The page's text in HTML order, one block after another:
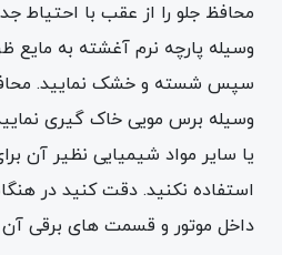
محافظ جلو را از عقب با احتیاط
وسیله پارچه نرم آغشته به مایع
سپس شسته و خشک نمایید.
وسیله برس مویی خاک گیری
یا سایر مواد شیمیایی نظیر آن
استفاده نکنید. دقت کنید در
داخل موتور و قسمت های برقی آن